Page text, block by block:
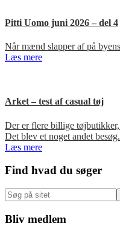
Pitti Uomo juni 2026 – del 4
Når mænd slapper af på
Læs mere
Arket – test af casual tøj
Der er flere billige
Det blev et noget andet besøg.
Læs mere
Primær
Sidebar
Find hvad du søger
Søg
på
sitet
Bliv medlem